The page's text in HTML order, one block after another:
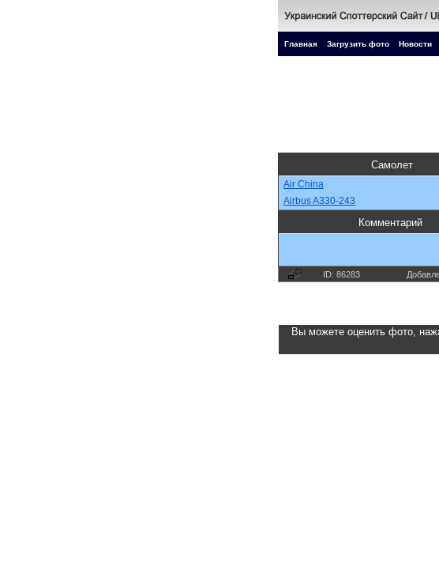
Главная Загрузить фото Новости
Самолет
Air China
Airbus A330-243
Комментарий
ID: 86283
Вы можете оценить фото,